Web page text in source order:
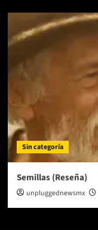
Sin categoría
Semillas (Reseña)
unpluggednewsmx